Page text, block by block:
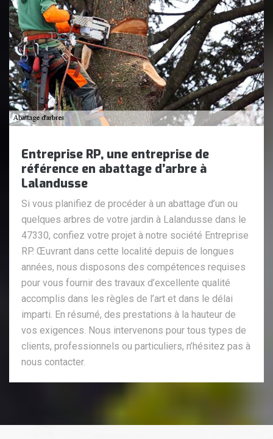
Entreprise RP, une entreprise de
référence en abattage d’arbre à
Lalandusse
Si vous planifiez de procéder à un abattage d’un ou
quelques arbres de votre jardin à Lalandusse dans le
47330, confiez votre projet à notre société Entreprise
RP. Œuvrant dans cette localité depuis de longues
années, nous disposons des compétences requises
pour vous fournir des travaux d’excellente qualité
accomplis dans les règles de l’art et dans le délai
imparti. En résumé, des prestations à la hauteur de
vos exigences. Nous intervenons pour tous types de
clients, professionnels ou particuliers, n’hésitez pas à
nous contacter.